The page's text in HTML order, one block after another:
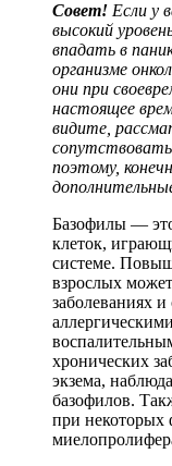
Совет! Если у
высокий
впадать в
организме
они при
настоящее
видите,
поэтому,
Базофилы —
клеток,
системе.
взрослых
заболеваниях и
хронических
экзема,
базофилов.
при некоторых